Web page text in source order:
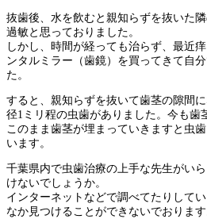
抜歯後、水を飲むと親知らずを抜いた
過敏と思っておりました。
しかし、時間が経っても治らず、最近
ンタルミラー（歯鏡）を買ってきて自
た。
すると、親知らずを抜いて歯茎の隙間
径1ミリ程の虫歯がありました。今も歯
このまま歯茎が埋まっていきますと虫
います。
千葉県内で虫歯治療の上手な先生がい
けないでしょうか。
インターネットなどで調べてたりして
なか見つけることができないでおりま